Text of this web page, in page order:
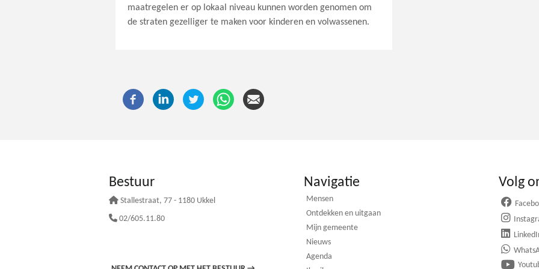
maatregelen er op lokaal niveau kunnen worden genomen om
de straten gezelliger te maken voor kinderen en volwassenen.
Bestuur
Stallestraat, 77 - 1180 Ukkel
02/605.11.80
Navigatie
Mensen
Ontdekken en uitgaan
Mijn gemeente
Nieuws
Agenda
Volg